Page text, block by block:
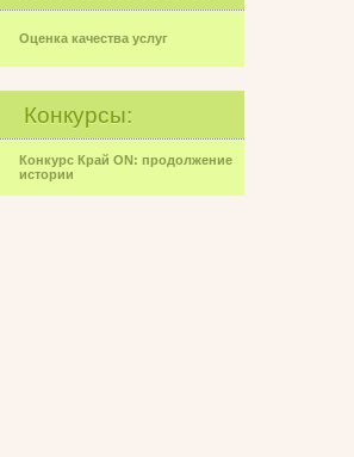
Оценка качества услуг
Конкурсы:
Конкурс Край ON: продолжение
истории